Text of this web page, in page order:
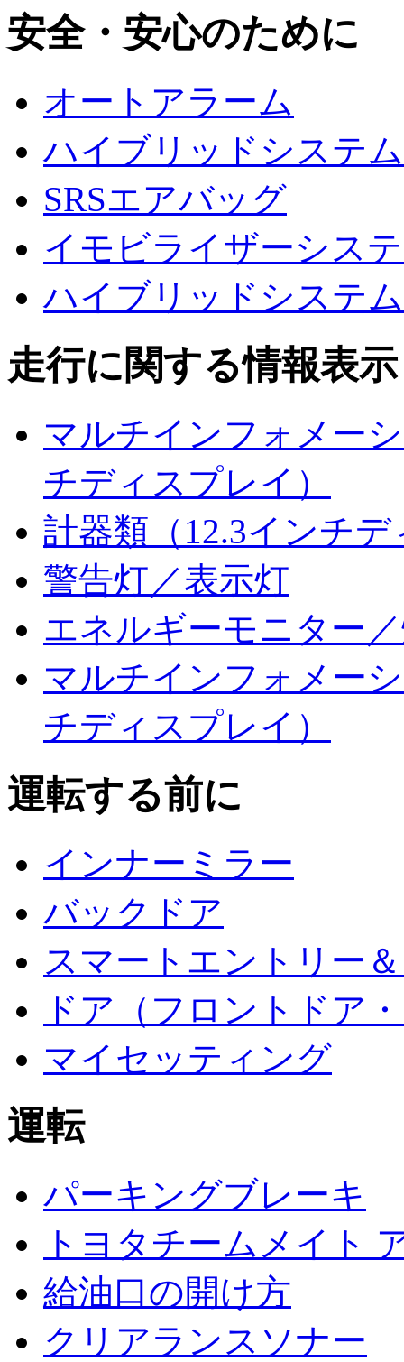
安全・安心のために
オートアラーム
ハイブリッドシステ
SRSエアバッグ
イモビライザーシス
ハイブリッドシステ
走行に関する情報表示
マルチインフォメー
チディスプレイ）
計器類（12.3インチ
警告灯／表示灯
エネルギーモニター
マルチインフォメー
チディスプレイ）
運転する前に
インナーミラー
バックドア
スマートエントリー
ドア（フロントドア
マイセッティング
運転
パーキングブレーキ
トヨタチームメイト
給油口の開け方
クリアランスソナー